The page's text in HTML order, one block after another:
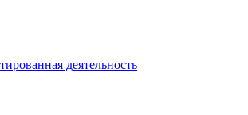
деятельность